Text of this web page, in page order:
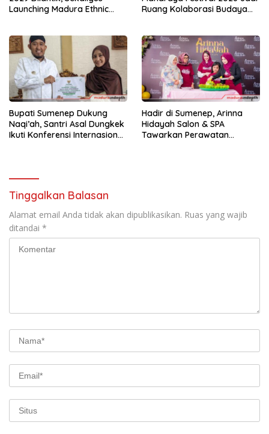
Launching Madura Ethnic
Ruang Kolaborasi Budaya
Bupati Sumenep Dukung
Naqi’ah, Santri Asal Dungkek
Ikuti Konferensi Internasional
Hadir di Sumenep, Arinna
Hidayah Salon & SPA
Tawarkan Perawatan
Tinggalkan Balasan
Alamat email Anda tidak akan dipublikasikan. Ruas yang wajib
ditandai *